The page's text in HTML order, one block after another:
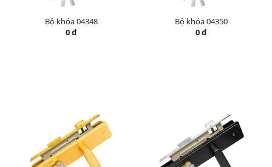
Bộ khóa 04348
0 đ
Bộ khóa 04350
0 đ